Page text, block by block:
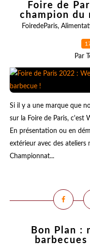
Foire de
champion du
FoiredeParis,
Par
Si il y a une marque que
sur la Foire de Paris, c'est
En présentation ou en
extérieur avec des ateliers
Championnat...
Bon Plan :